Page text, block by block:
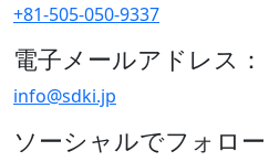
+81-505-050-9337
電子メールアドレス：
info@sdki.jp
ソーシャルでフォロ